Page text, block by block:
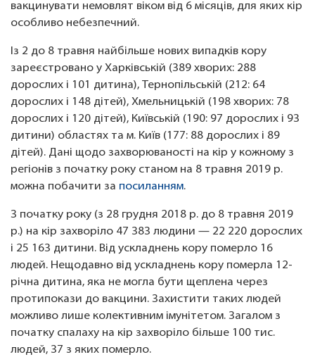
вакцинувати немовлят віком від 6 місяців, для яких кір
особливо небезпечний.
Із 2 до 8 травня найбільше нових випадків кору
зареєстровано у Харківській (389 хворих: 288
дорослих і 101 дитина), Тернопільській (212: 64
дорослих і 148 дітей), Хмельницькій (198 хворих: 78
дорослих і 120 дітей), Київській (190: 97 дорослих і 93
дитини) областях та м. Київ (177: 88 дорослих і 89
дітей). Дані щодо захворюваності на кір у кожному з
регіонів з початку року станом на 8 травня 2019 р.
можна побачити за посиланням.
З початку року (з 28 грудня 2018 р. до 8 травня 2019
р.) на кір захворіло 47 383 людини — 22 220 дорослих
і 25 163 дитини. Від ускладнень кору померло 16
людей. Нещодавно від ускладнень кору померла 12-
річна дитина, яка не могла бути щеплена через
протипокази до вакцини. Захистити таких людей
можливо лише колективним імунітетом. Загалом з
початку спалаху на кір захворіло більше 100 тис.
людей, 37 з яких померло.